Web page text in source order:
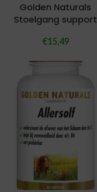
Golden Naturals
Stoelgang support
€15,49